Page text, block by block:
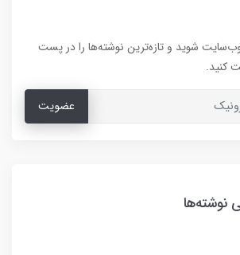
شوید و تازه‌ترین نوشته‌ها را در پست
کنید.
عضویت
نوشته‌ها